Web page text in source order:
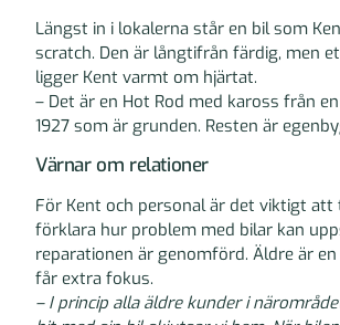
Längst in i lokalerna står en bil som
scratch. Den är långtifrån färdig, men
ligger Kent varmt om hjärtat.
– Det är en Hot Rod med kaross från
1927 som är grunden. Resten är
Värnar om relationer
För Kent och personal är det viktigt
förklara hur problem med bilar kan
reparationen är genomförd. Äldre är
får extra fokus.
– I princip alla äldre kunder i